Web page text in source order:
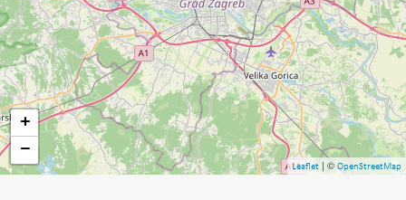
+
−
Leaflet | © OpenStreetMap